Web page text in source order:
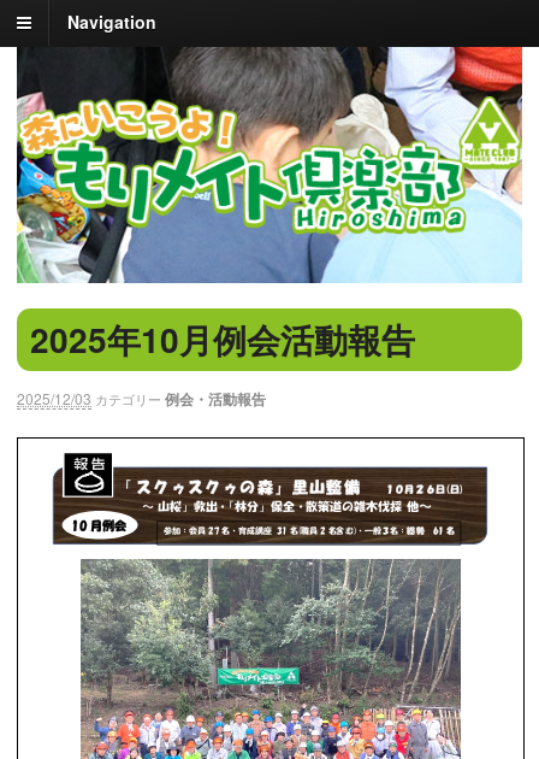
Navigation
2025年10月例会活動報告
2025/12/03 カテゴリー 例会・活動報告